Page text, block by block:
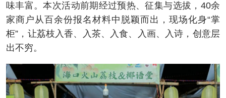
味丰富。本次活动前期经过预热、征集与选拔，40余
家商户从百余份报名材料中脱颖而出，现场化身“掌
柜”，让荔枝入香、入茶、入食、入画、入诗，创意层
出不穷。